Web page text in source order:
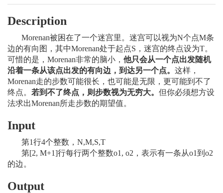
Description
Morenan被困在了一个迷宫里。迷宫可以视为N个点M条
边的有向图，其中Morenan处于起点S，迷宫的终点设为T。
可惜的是，Morenan非常的脑小， 他只会从一个点出发随机
沿着一条从该点出发的有向边，到达另一个点。 这样，
Morenan走的步数可能很长，也可能是无限，更可能到不了
终点。 若到不了终点，则步数视为无穷大。 但你必须想方设
法求出Morenan所走步数的期望值。
Input
第1行4个整数，N,M,S,T
第[2, M+1]行每行两个整数o1, o2，表示有一条从o1到o2
的边。
Output